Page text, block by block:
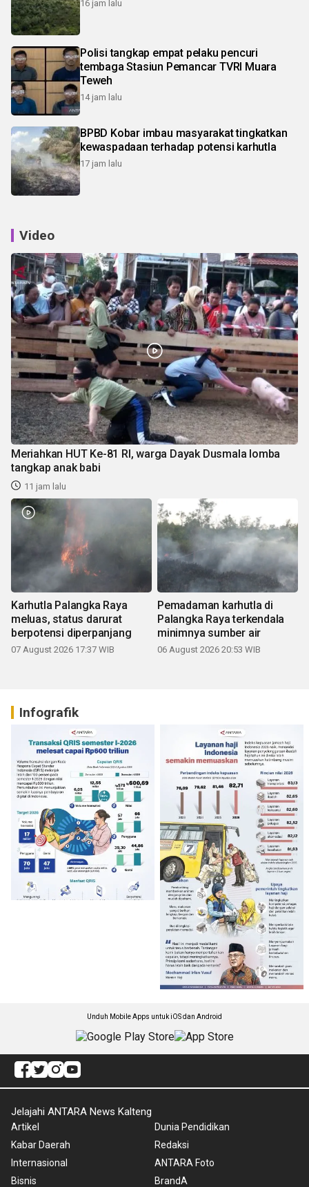
16 jam lalu
Polisi tangkap empat pelaku pencuri
tembaga Stasiun Pemancar TVRI Muara
Teweh
14 jam lalu
BPBD Kobar imbau masyarakat tingkatkan
kewaspadaan terhadap potensi karhutla
17 jam lalu
Video
Meriahkan HUT Ke-81 RI, warga Dayak Dusmala lomba
tangkap anak babi
11 jam lalu
Karhutla Palangka Raya
meluas, status darurat
berpotensi diperpanjang
07 August 2026 17:37 WIB
Pemadaman karhutla di
Palangka Raya terkendala
minimnya sumber air
06 August 2026 20:53 WIB
Infografik
Unduh Mobile Apps untuk iOS dan Android
Jelajahi ANTARA News Kalteng
Artikel
Kabar Daerah
Internasional
Bisnis
Dunia Pendidikan
Redaksi
ANTARA Foto
BrandA